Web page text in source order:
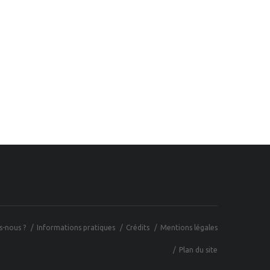
nous ? Informations pratiques Crédits Mentions légales
Plan du site